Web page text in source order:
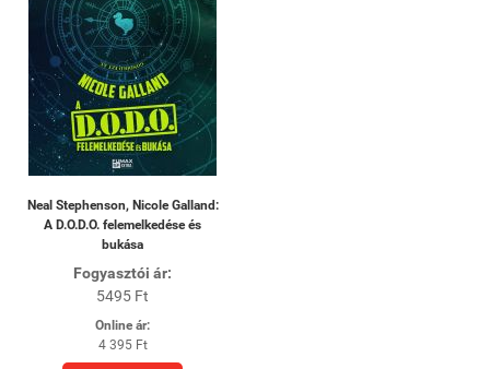
Neal Stephenson, Nicole Galland:
A ​D.O.D.O. felemelkedése és
bukása
Fogyasztói ár:
5495 Ft
Online ár:
4 395 Ft